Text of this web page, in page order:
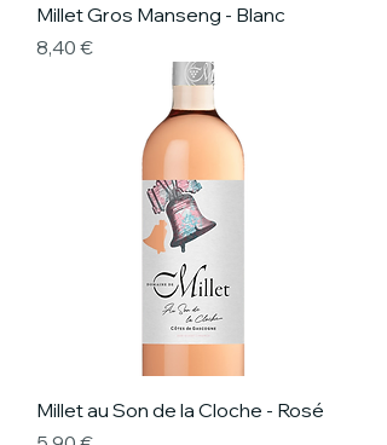
Millet Gros Manseng - Blanc
Prix
8,40 €
Millet au Son de la Cloche - Rosé